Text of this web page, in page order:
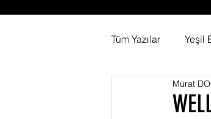
Tüm Yazılar Yeşil
Yeşil Şehircilik
Murat